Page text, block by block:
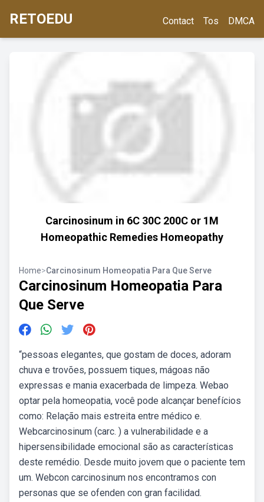
RETOEDU Contact Tos DMCA
Carcinosinum in 6C 30C 200C or 1M
Homeopathic Remedies Homeopathy
Home>Carcinosinum Homeopatia Para Que Serve
Carcinosinum Homeopatia Para
Que Serve
“pessoas elegantes, que gostam de doces, adoram
chuva e trovões, possuem tiques, mágoas não
expressas e mania exacerbada de limpeza. Webao
optar pela homeopatia, você pode alcançar benefícios
como: Relação mais estreita entre médico e.
Webcarcinosinum (carc. ) a vul­ner­a­bil­i­dade e a
hipersen­si­bil­i­dade emo­cional são as car­ac­terís­ti­cas
deste remé­dio. Des­de muito jovem que o paciente tem
um. Webcon carcinosinum nos encontramos con
personas que se ofenden con gran facilidad.